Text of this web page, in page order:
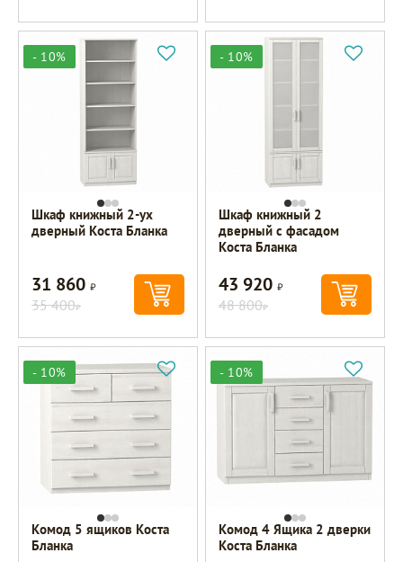
- 10%
Шкаф книжный 2-ух
дверный Коста Бланка
31 860Р
35 400Р
- 10%
Шкаф книжный 2
дверный с фасадом
Коста Бланка
43 920Р
48 800Р
- 10%
Комод 5 ящиков Коста
Бланка
- 10%
Комод 4 Ящика 2 дверки
Коста Бланка